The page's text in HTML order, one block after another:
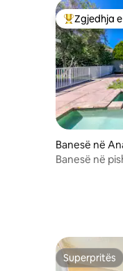
Më të mirat
Zgjedhja
Banesë në
Banesë në
Superpritës
Superpritës